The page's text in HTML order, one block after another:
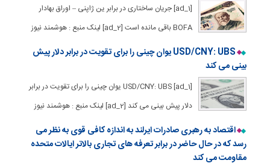
[ad_1] جریان ساختاری در برابر ین ژاپنی – اوراق بهادار
BOFA باقی مانده است [ad_2] لینک منبع : هوشمند نیوز
USD/CNY: UBS یوان چینی را برای تقویت در برابر دلار پیش
بینی می کند
[ad_1] USD/CNY: UBS یوان چینی را برای تقویت در برابر
دلار پیش بینی می کند [ad_2] لینک منبع : هوشمند نیوز
اقتصاد به رهبری صادرات ایرلند به اندازه کافی قوی به نظر می
رسد که در حال حاضر در برابر تعرفه های تجاری بالاتر ایالات متحده
مقاومت می کند